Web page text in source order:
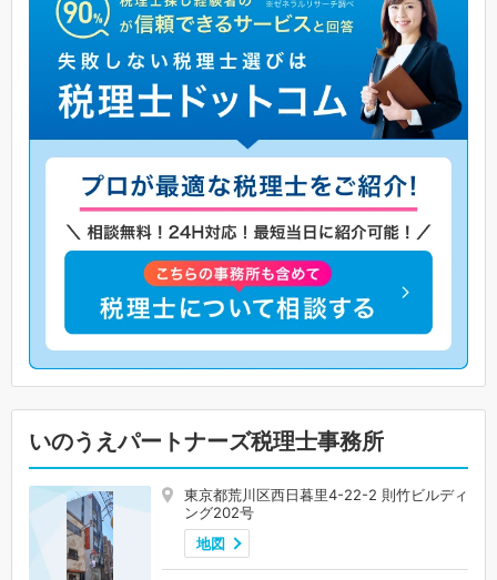
いのうえパートナーズ税理士事務所
東京都荒川区西日暮里4-22-2 則竹ビルディ
ング202号
地図